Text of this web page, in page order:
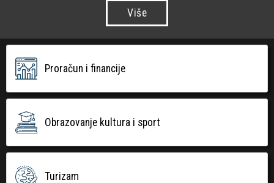
Više
Proračun i financije
Obrazovanje kultura i sport
Turizam